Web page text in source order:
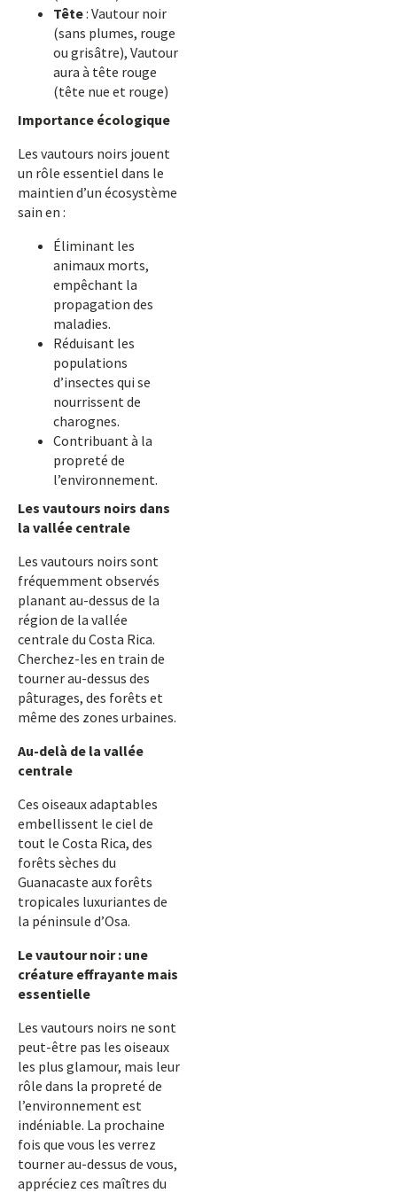
Tête: Vautour noir
(sans plumes, rouge
ou grisâtre), Vautour
aura à tête rouge
(tête nue et rouge)
Importance écologique
Les vautours noirs jouent
un rôle essentiel dans le
maintien d’un écosystème
sain en :
Éliminant les
animaux morts,
empêchant la
propagation des
maladies.
Réduisant les
populations
d’insectes qui se
nourrissent de
charognes.
Contribuant à la
propreté de
l’environnement.
Les vautours noirs dans
la vallée centrale
Les vautours noirs sont
fréquemment observés
planant au-dessus de la
région de la vallée
centrale du Costa Rica.
Cherchez-les en train de
tourner au-dessus des
pâturages, des forêts et
même des zones urbaines.
Au-delà de la vallée
centrale
Ces oiseaux adaptables
embellissent le ciel de
tout le Costa Rica, des
forêts sèches du
Guanacaste aux forêts
tropicales luxuriantes de
la péninsule d’Osa.
Le vautour noir : une
créature effrayante mais
essentielle
Les vautours noirs ne sont
peut-être pas les oiseaux
les plus glamour, mais leur
rôle dans la propreté de
l’environnement est
indéniable. La prochaine
fois que vous les verrez
tourner au-dessus de vous,
appréciez ces maîtres du